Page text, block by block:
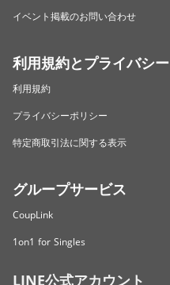
イベント掲載のお問い合わせ
利用規約とプライバシー
利用規約
プライバシーポリシー
特定商取引法に関する表示
グループサービス
CoupLink
1on1 for Singles
LINE公式アカウント